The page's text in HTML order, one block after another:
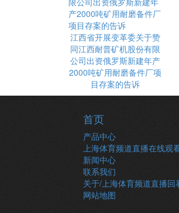
江西省开展变革委关于赞
同江西耐普矿机股份有限
公司出资俄罗斯新建年产
2000吨矿用耐磨备件厂项
目存案的告诉
首页
产品中心
上海体育频道直播在线观
新闻中心
联系我们
关于/上海体育频道直播回
网站地图